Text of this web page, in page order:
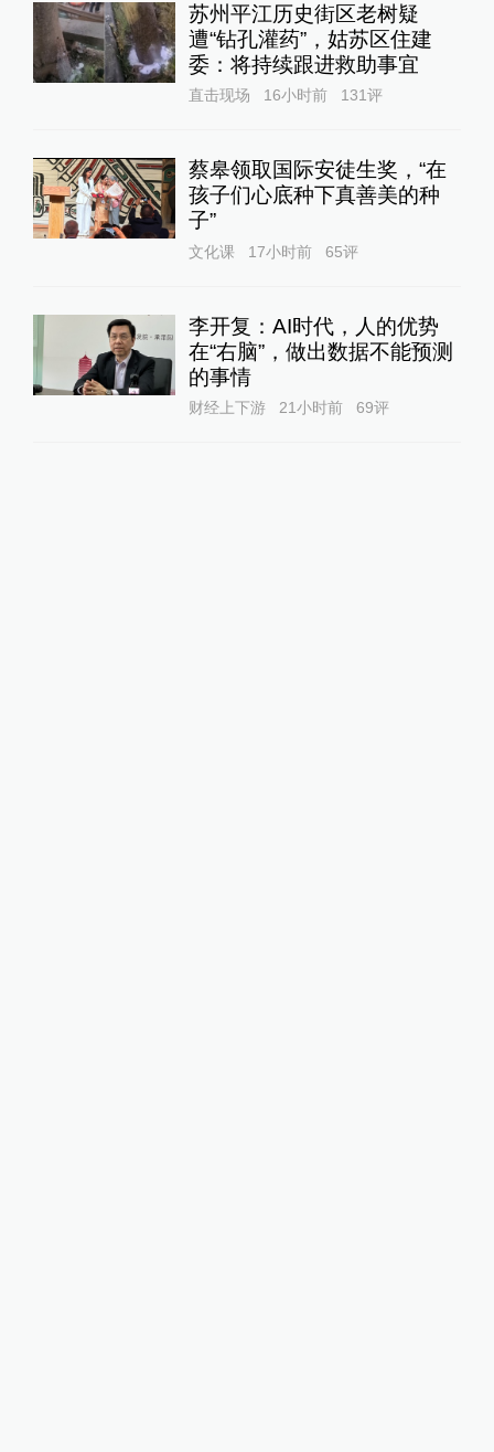
苏州平江历史街区老树疑
遭“钻孔灌药”，姑苏区住建
委：将持续跟进救助事宜
直击现场 16小时前 131评
蔡皋领取国际安徒生奖，“在
孩子们心底种下真善美的种
子”
文化课 17小时前 65评
李开复：AI时代，人的优势
在“右脑”，做出数据不能预测
的事情
财经上下游 21小时前 69评